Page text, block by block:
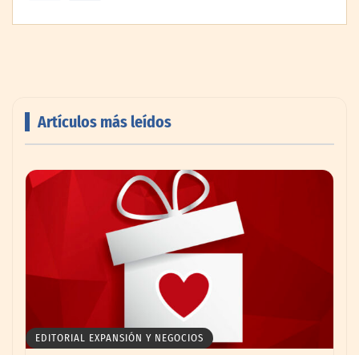
Reforestando con el Corazón regresa a
Sierra de Guadalupe
La cartera vencida hipotecaria aumenta al
doble de velocidad que la cartera sana en
Artículos más leídos
EDITORIAL EXPANSIÓN Y NEGOCIOS